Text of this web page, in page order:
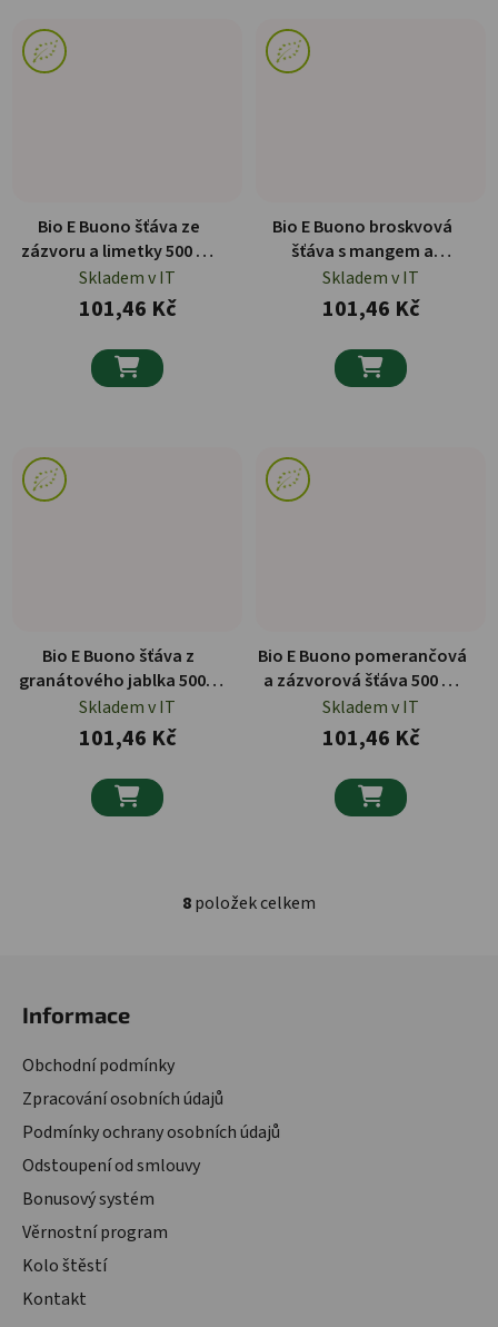
Bio E Buono šťáva ze
zázvoru a limetky 500 ml
ORGANIC
Skladem v IT
101,46 Kč

Bio E Buono broskvová
šťáva s mangem a
kurkumou 500 ml ORGANIC
Skladem v IT
101,46 Kč

Bio E Buono šťáva z
granátového jablka 500 g
ORGANIC
Skladem v IT
101,46 Kč

Bio E Buono pomerančová
a zázvorová šťáva 500 ml
ORGANIC
Skladem v IT
101,46 Kč

Ovládací prvky výpisu
8položek celkem
Informace
Obchodní podmínky
Zpracování osobních údajů
Podmínky ochrany osobních údajů
Odstoupení od smlouvy
Bonusový systém
Věrnostní program
Kolo štěstí
Kontakt